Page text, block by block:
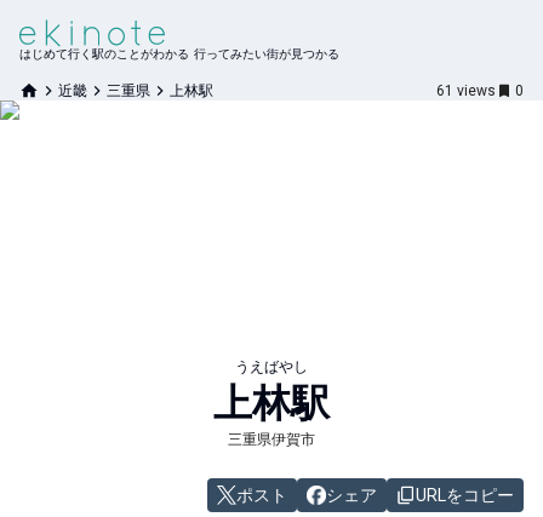
はじめて行く駅のことがわかる 行ってみたい街が見つかる
近畿 三重県 上林駅 61 views 0
うえばやし
上林駅
三重県伊賀市
ポスト シェア URLをコピー